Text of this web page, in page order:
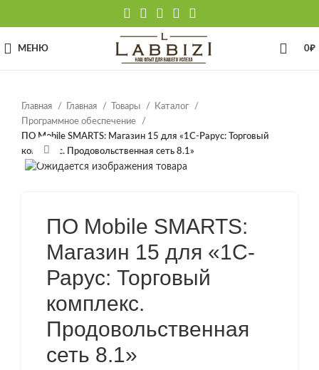
МЕНЮ 0₽
Главная Главная Товары
Каталог
Программное обеспечение
ПО Mobile SMARTS: Магазин 15 для «1С-Рарус: Торговый
комплекс. Продовольственная сеть 8.1»
Нажмите, чтобы увеличить
ПО Mobile SMARTS:
Магазин 15 для «1С-
Рарус: Торговый
комплекс.
Продовольственная
сеть 8.1»